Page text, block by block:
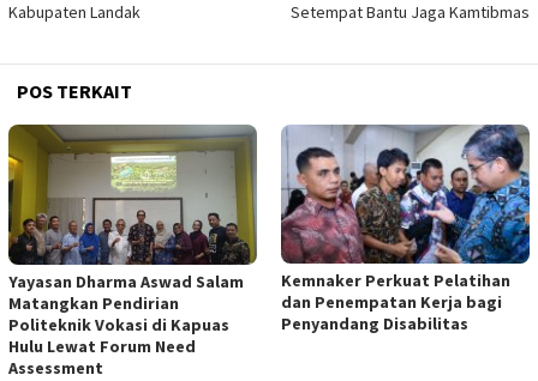
Kabupaten Landak
Setempat Bantu Jaga Kamtibmas
POS TERKAIT
Yayasan Dharma Aswad Salam
Matangkan Pendirian
Politeknik Vokasi di Kapuas
Hulu Lewat Forum Need
Assessment
Kemnaker Perkuat Pelatihan
dan Penempatan Kerja bagi
Penyandang Disabilitas